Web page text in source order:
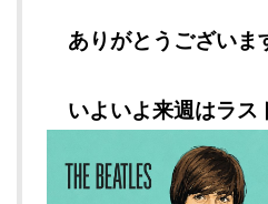
ありがとうございま
いよいよ来週はラス